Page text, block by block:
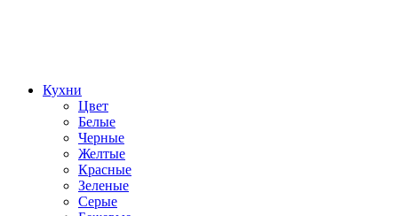
Кухни
Цвет
Белые
Черные
Желтые
Красные
Зеленые
Серые